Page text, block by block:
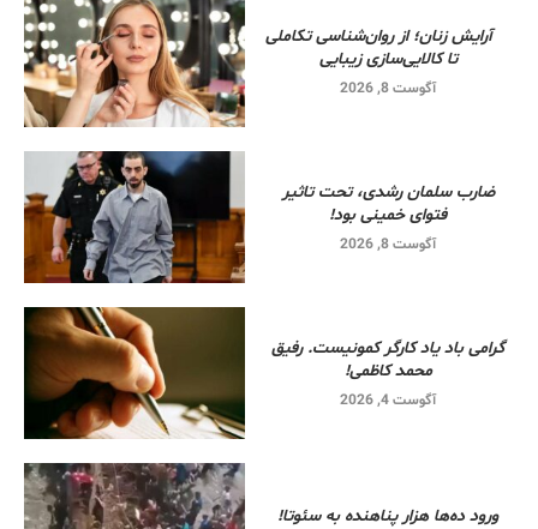
آرایش زنان؛ از روان‌شناسی تکاملی
تا کالایی‌سازی زیبایی
آگوست 8, 2026
ضارب سلمان رشدی، تحت تاثیر
فتوای خمینی بود!
آگوست 8, 2026
گرامی باد یاد کارگر کمونیست. رفیق
محمد کاظمی!
آگوست 4, 2026
ورود ده‌ها هزار پناهنده به سئوتا!